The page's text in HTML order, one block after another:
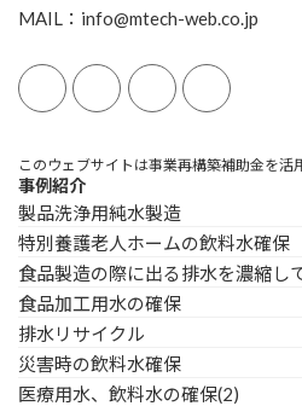
MAIL：info@mtech-web.co.jp
このウェブサイトは事業再構築補助金を活
事例紹介
製品洗浄用純水製造
特別養護老人ホームの飲料水確保
食品製造の際に出る排水を濃縮し
食品加工用水の確保
排水リサイクル
災害時の飲料水確保
医療用水、飲料水の確保(2)